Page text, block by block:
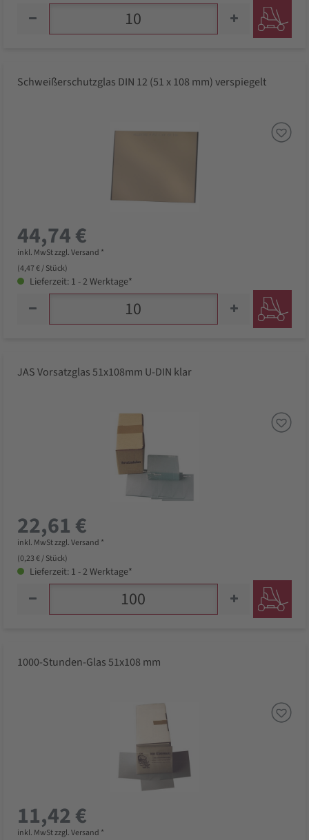
Schweißerschutzglas DIN 12 (51 x 108 mm) verspiegelt
44,74 €
inkl. MwSt zzgl. Versand *
(4,47 € / Stück)
Lieferzeit: 1 - 2 Werktage*
JAS Vorsatzglas 51x108mm U-DIN klar
22,61 €
inkl. MwSt zzgl. Versand *
(0,23 € / Stück)
Lieferzeit: 1 - 2 Werktage*
1000-Stunden-Glas 51x108 mm
11,42 €
inkl. MwSt zzgl. Versand *